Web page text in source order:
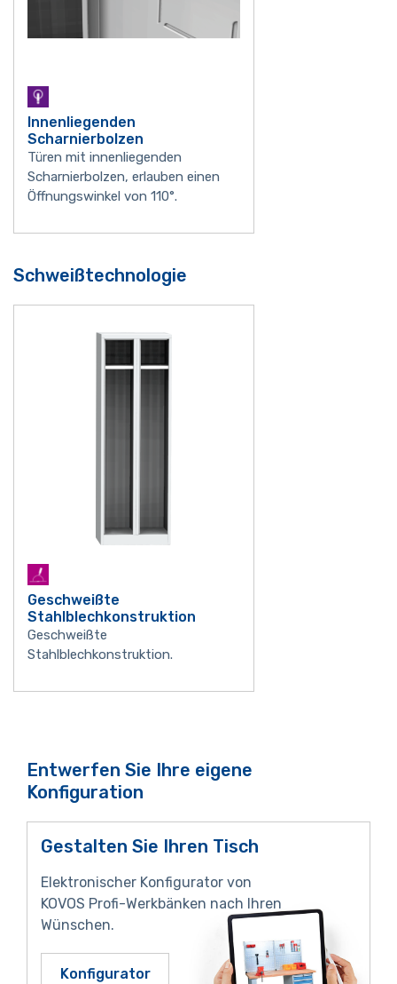
Innenliegenden
Scharnierbolzen
Türen mit innenliegenden
Scharnierbolzen, erlauben einen
Öffnungswinkel von 110°.
Schweißtechnologie
Geschweißte
Stahlblechkonstruktion
Geschweißte
Stahlblechkonstruktion.
Entwerfen Sie Ihre eigene
Konfiguration
Gestalten Sie Ihren Tisch
Elektronischer Konfigurator von
KOVOS Profi-Werkbänken nach Ihren
Wünschen.
Konfigurator